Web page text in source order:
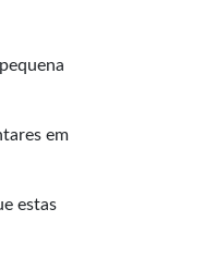
em
estas